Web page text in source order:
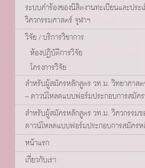
ระบบคำร้องของนิสิตงานทะเบียนและปร
วิศวกรรมศาสตร์ จุฬาฯ
วิจัย / บริการวิชาการ
ห้องปฏิบัติการวิจัย
โครงการวิจัย
สำหรับผู้สมัครหลักสูตร วท.ม. วิทยาศาส
– ดาวน์โหลดแบบฟอร์มประกอบการสมัค
สำหรับผู้สมัครหลักสูตร วท.ม. วิศวกรรม
ดาวน์โหลดแบบฟอร์มประกอบการสมัคร
หน้าแรก
เกี่ยวกับเรา